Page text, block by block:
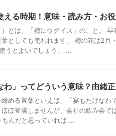
える時期！意味・読み方・お
とは、「梅にウグイス」のこと。
としても使われます。 梅の花は2月
うとよいでしょう。 ...
わ」ってどういう意味？由緒
める言葉といえば、「宴もたけなわ
ぼ登場しませんが、会社の飲み会で
んだと思っていれば ...